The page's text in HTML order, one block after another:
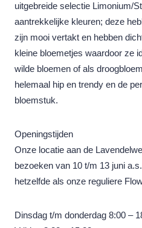
uitgebreide selectie Limonium/
aantrekkelijke kleuren; deze
zijn mooi vertakt en hebben
kleine bloemetjes waardoor ze
wilde bloemen of als
helemaal hip en trendy en de
bloemstuk.
Openingstijden
Onze locatie aan de
bezoeken van 10 t/m 13 juni
hetzelfde als onze reguliere
Dinsdag t/m donderdag 8:00 –